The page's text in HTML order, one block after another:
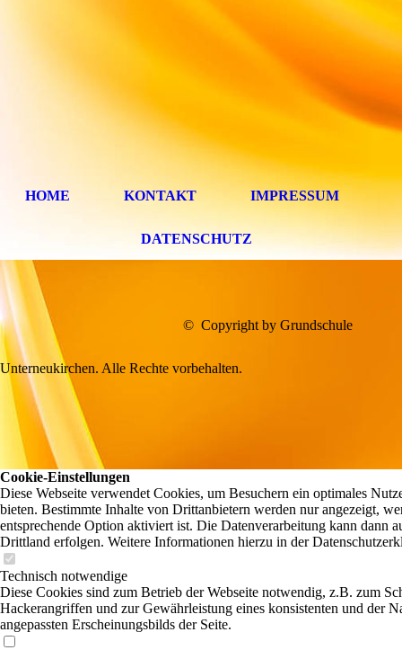
HOME KONTAKT IMPRESSUM
DATENSCHUTZ
© Copyright by Grundschule
Unterneukirchen. Alle Rechte vorbehalten.
Cookie-Einstellungen
Diese Webseite verwendet Cookies, um Besuchern ein optimales
bieten. Bestimmte Inhalte von Drittanbietern werden nur angezeigt,
entsprechende Option aktiviert ist. Die Datenverarbeitung kann dann
Drittland erfolgen. Weitere Informationen hierzu in der
Technisch notwendige
Diese Cookies sind zum Betrieb der Webseite notwendig, z.B. zum
Hackerangriffen und zur Gewährleistung eines konsistenten und der
angepassten Erscheinungsbilds der Seite.